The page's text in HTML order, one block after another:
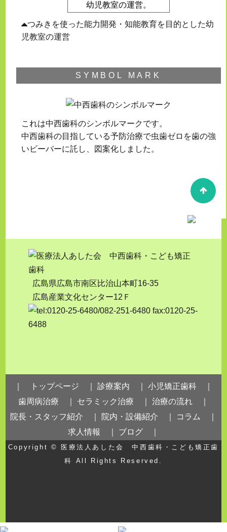
つみきを使った能力開発・知能教育を目的とした幼
児教室の運営
SYMBOL MARK
これは中西歯科のシンボルマークです。
中西歯科の目指している予防治療で虫歯ゼロを歯の強
いビーバーに託し、図案化しました。
広島県広島市南区比治山本町16-35
広島産業文化センター12Ｆ
｜ トップページ ｜ 診療案内 ｜
小児矯正歯科 ｜
歯周病治療 ｜
セラミック治療 ｜
治療の流れ ｜
院長・スタッフ紹介 ｜
院内・設備紹介 ｜
コラム ｜
求人情報 ｜
ブログ ｜
Copyright ©医療法人あした会 中西歯科・こども矯正歯
科
All Rights Reserved.